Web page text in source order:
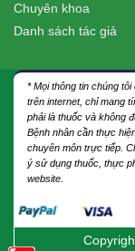
Chuyên khoa
Danh sách tác giả
* Mọi thông tin chúng
trên internet, chỉ mang
phải là thuốc và không
Bệnh nhân cần thực
chuyên môn trực tiếp.
ý sử dụng thuốc, thực
website.